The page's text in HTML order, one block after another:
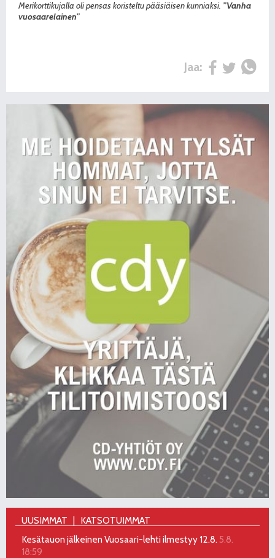
Merikorttikujalla oli pensas koristeltu pääsiäisen kunniaksi. ”Vanha
vuosaarelainen”
Jaa:
UUSIMMAT
KATSOTUIMMAT
Kesätauon jälkeinen Vuosaari-lehti ilmestyy 12.8. 5.8.
18:59